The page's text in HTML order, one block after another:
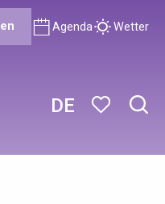
DE
Agenda Wetter